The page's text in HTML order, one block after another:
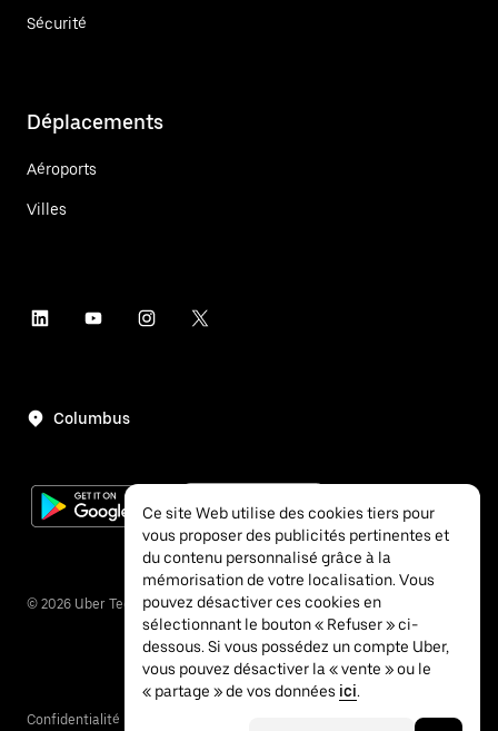
Sécurité
Déplacements
Aéroports
Villes
Columbus
© 2026 Uber Technologies Inc.
Confidentialité
Ce site Web utilise des cookies tiers pour
vous proposer des publicités pertinentes et
du contenu personnalisé grâce à la
mémorisation de votre localisation. Vous
pouvez désactiver ces cookies en
sélectionnant le bouton « Refuser » ci-
dessous. Si vous possédez un compte Uber,
vous pouvez désactiver la « vente » ou le
« partage » de vos données ici.